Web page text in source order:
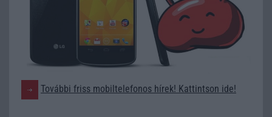
További friss mobiltelefonos hírek! Kattintson ide!